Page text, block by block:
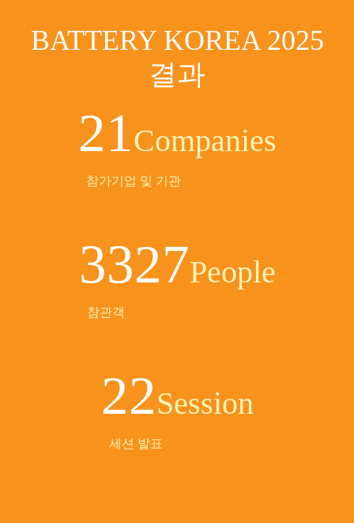
BATTERY KOREA 2025
결과
21Companies
참가기업 및 기관
3327People
참관객
22Session
세션 발표